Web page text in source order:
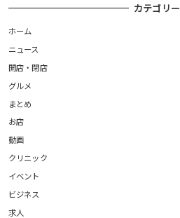
カテゴリー
ホーム
ニュース
開店・閉店
グルメ
まとめ
お店
動画
クリニック
イベント
ビジネス
求人